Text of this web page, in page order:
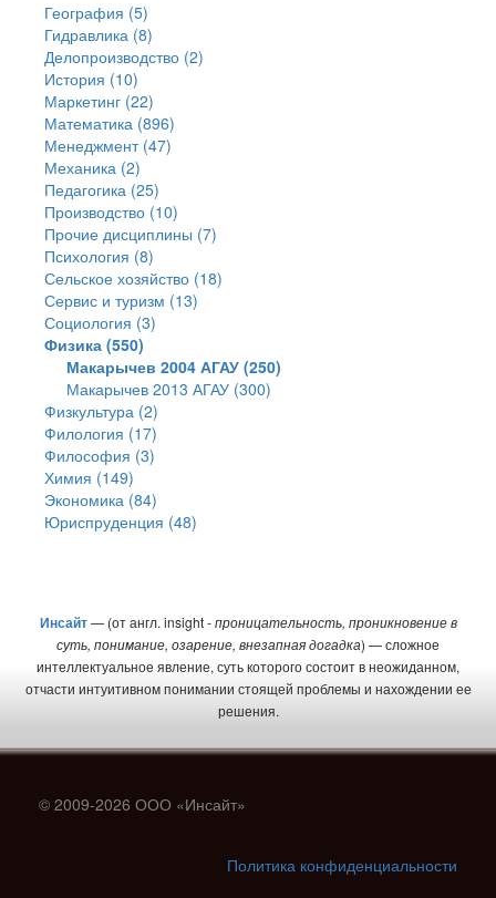
География (5)
Гидравлика (8)
Делопроизводство (2)
История (10)
Маркетинг (22)
Математика (896)
Менеджмент (47)
Механика (2)
Педагогика (25)
Производство (10)
Прочие дисциплины (7)
Психология (8)
Сельское хозяйство (18)
Сервис и туризм (13)
Социология (3)
Физика (550)
Макарычев 2004 АГАУ (250)
Макарычев 2013 АГАУ (300)
Физкультура (2)
Филология (17)
Философия (3)
Химия (149)
Экономика (84)
Юриспруденция (48)
Инсайт — (от англ. insight -проницательность, проникновение в
суть, понимание, озарение, внезапная догадка) — сложное
интеллектуальное явление, суть которого состоит в неожиданном,
отчасти интуитивном понимании стоящей проблемы и нахождении ее
решения.
© 2009-2026 ООО «Инсайт»
Политика конфиденциальности